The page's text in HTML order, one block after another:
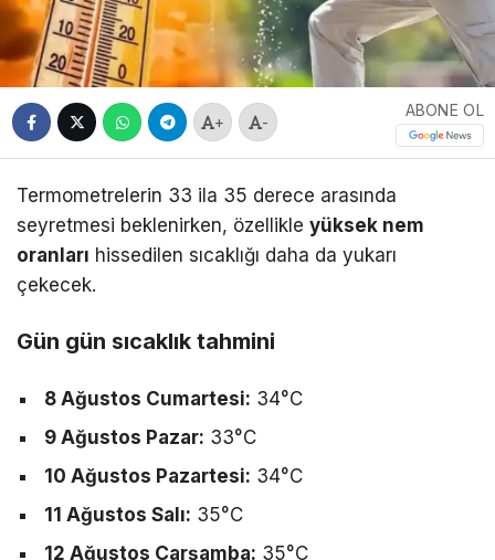
+ -
ABONE OL
Termometrelerin 33 ila 35 derece arasında
seyretmesi beklenirken, özellikle yüksek nem
oranları hissedilen sıcaklığı daha da yukarı
çekecek.
Gün gün sıcaklık tahmini
8 Ağustos Cumartesi: 34°C
9 Ağustos Pazar: 33°C
10 Ağustos Pazartesi: 34°C
11 Ağustos Salı: 35°C
12 Ağustos Çarşamba: 35°C